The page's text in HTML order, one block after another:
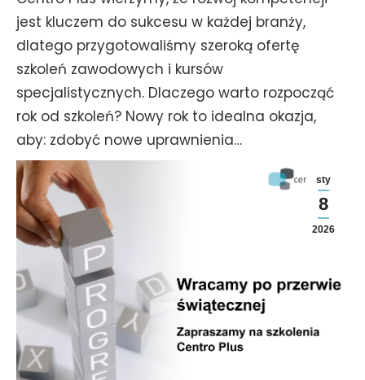
jest kluczem do sukcesu w każdej branży,
dlatego przygotowaliśmy szeroką ofertę
szkoleń zawodowych i kursów
specjalistycznych. Dlaczego warto rozpocząć
rok od szkoleń? Nowy rok to idealna okazja,
aby: zdobyć nowe uprawnienia…
sty
8
2026